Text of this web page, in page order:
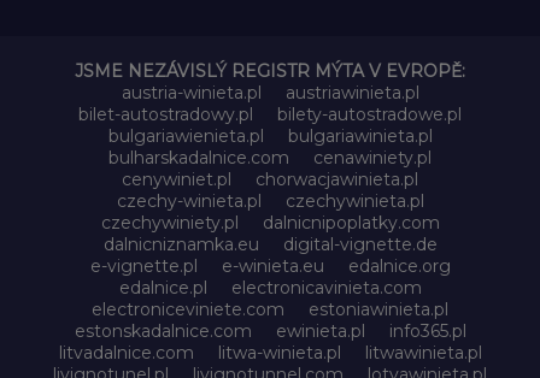
JSME NEZÁVISLÝ REGISTR MÝTA V EVROPĚ:
austria-winieta.pl
austriawinieta.pl
bilet-autostradowy.pl
bilety-autostradowe.pl
bulgariawienieta.pl
bulgariawinieta.pl
bulharskadalnice.com
cenawiniety.pl
cenywiniet.pl
chorwacjawinieta.pl
czechy-winieta.pl
czechywinieta.pl
czechywiniety.pl
dalnicnipoplatky.com
dalnicniznamka.eu
digital-vignette.de
e-vignette.pl
e-winieta.eu
edalnice.org
edalnice.pl
electronicavinieta.com
electroniceviniete.com
estoniawinieta.pl
estonskadalnice.com
ewinieta.pl
info365.pl
litvadalnice.com
litwa-winieta.pl
litwawinieta.pl